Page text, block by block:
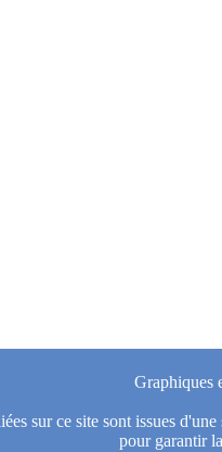
Graphiques
sur ce site sont issues
pour garantir